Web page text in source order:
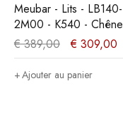
Meubar - Lits - LB140-
2M00 - K540 - Chêne
millénaire clair -
140x89x200cm
€389,00 € 309,00
Ajouter au panier